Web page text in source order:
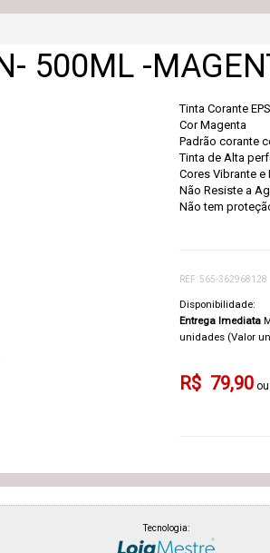
500ML -
Tinta Corante
Cor Magenta
Padrão corante
Tinta de Alta
Cores Vibrante e
Não Resiste a
Não tem
REF: 565-362968128
Disponibilidade:
Entrega Imediata
unidades (Valor
R$ 79,90
Tecnologia: